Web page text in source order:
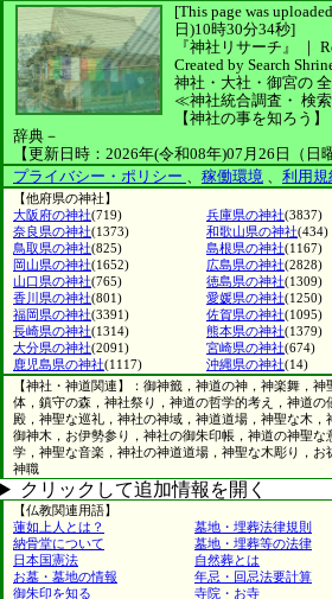
[This page was
日)10時30分34秒]
『神社リサーチ』 ｜
Created by Search
神社・大社・御宮の
≪神社統合調査・ 検
【神社の事を知ろう】
辞典－
【更新日時：2026年(令和08年)07月26日（日
プライバシー・ポリシー
稼働環境 利用規
【他府県の神社】
大阪府の神社(719) 兵庫県の神社(3837)
奈良県の神社(1373) 和歌山県の神社(434)
鳥取県の神社(825) 島根県の神社(1167)
岡山県の神社(1652) 広島県の神社(2828)
山口県の神社(765) 徳島県の神社(1309)
香川県の神社(801) 愛媛県の神社(1250)
福岡県の神社(3391) 佐賀県の神社(1095)
長崎県の神社(1314) 熊本県の神社(1379)
大分県の神社(2091) 宮崎県の神社(674)
鹿児島県の神社(1117) 沖縄県の神社(14)
【神社・神道関連】：御神籤，神道の神，神楽舞，
体，鎮守の森，神社祭り，神道の哲学的考え，神道の
殿，神聖な巡礼，神社の神域，神道道場，神聖な木
御神木，お伊勢参り，神社の御朱印帳，神道の神聖な
学，神聖な音楽，神社の神道道場，神聖な木彫り，
神職
クリックして追加情報を開く
【仏教関連用語】
蓮如上人とは？
墓地・埋葬法律規則
納骨堂について
墓地・埋葬等の法律
日本国憲法
自然葬とは
お墓・墓地の情報
年忌・回忌法要計算
御朱印を知る
寺院・お寺